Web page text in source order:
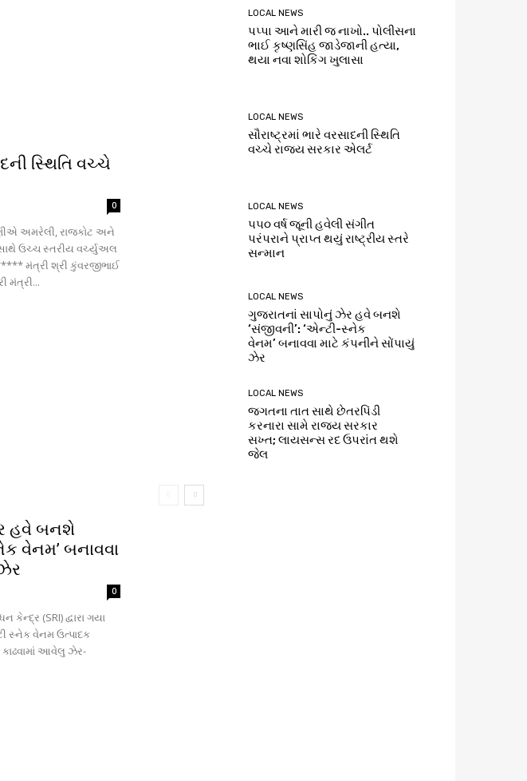
સ્થિતિ વચ્ચે
0
અમરેલી, રાજકોટ અને
ઉચ્ચ સ્તરીય વર્ચ્યુઅલ
મંત્રી...
હવે બનશે
વેનમ’ બનાવવા
0
કેન્દ્ર (SRI) દ્વારા ગયા
સ્નેક વેનમ ઉત્પાદક
કાઢવામાં આવેલુ ઝેર-
LOCAL NEWS
પપ્પા આને મારી જ નાખો.. પોલીસના
ભાઈ કૃષ્ણસિંહ જાડેજાની હત્યા,
થયા નવા શોકિંગ ખુલાસા
LOCAL NEWS
સૌરાષ્ટ્રમાં ભારે વરસાદની સ્થિતિ
વચ્ચે રાજ્ય સરકાર એલર્ટ
LOCAL NEWS
૫૫૦ વર્ષ જૂની હવેલી સંગીત
પરંપરાને પ્રાપ્ત થયું રાષ્ટ્રીય સ્તરે
સન્માન
LOCAL NEWS
ગુજરાતનાં સાપોનું ઝેર હવે બનશે
‘સંજીવની’: ‘એન્ટી-સ્નેક
વેનમ’ બનાવવા માટે કંપનીને સોંપાયું
ઝેર
LOCAL NEWS
જગતના તાત સાથે છેતરપિંડી
કરનારા સામે રાજ્ય સરકાર
સખ્ત; લાયસન્સ રદ ઉપરાંત થશે
જેલ